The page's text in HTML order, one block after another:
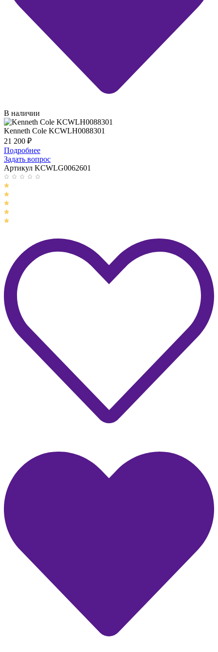
В наличии
Kenneth Cole KCWLH0088301
21 200 ₽
Подробнее
Задать вопрос
Артикул KCWLG0062601